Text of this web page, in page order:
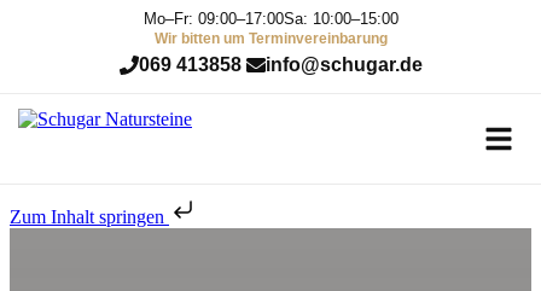
Zum Inhalt springen
Mo–Fr: 09:00–17:00Sa: 10:00–15:00
Wir bitten um Terminvereinbarung
069 413858 info@schugar.de